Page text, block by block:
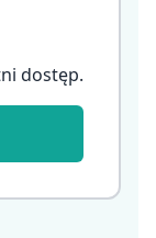
dostęp.